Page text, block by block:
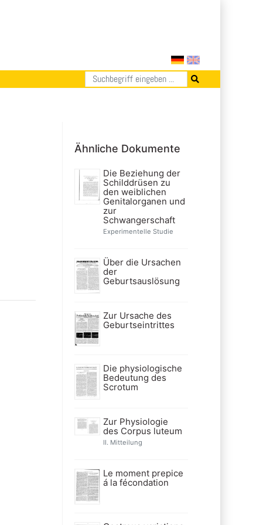
Ähnliche Dokumente
Die Beziehung der
Schilddrüsen zu
den weiblichen
Genitalorganen und
zur
Schwangerschaft
Experimentelle Studie
Über die Ursachen
der
Geburtsauslösung
Zur Ursache des
Geburtseintrittes
Die physiologische
Bedeutung des
Scrotum
Zur Physiologie
des Corpus luteum
II. Mitteilung
Le moment prepice
á la fécondation